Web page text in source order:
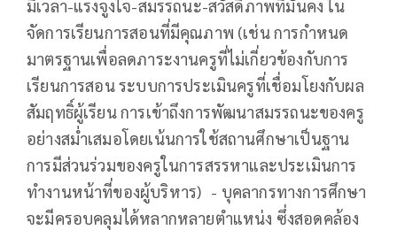
มีเวลา-แรงจูงใจ-สมรรถนะ-สวัสดิภาพที่มั่นคง ใน
จัดการเรียนการสอนที่มีคุณภาพ (เช่น การกำหนด
มาตรฐานเพื่อลดภาระงานครูที่ไม่เกี่ยวข้องกับการ
เรียนการสอน ระบบการประเมินครูที่เชื่อมโยงกับผล
สัมฤทธิ์ผู้เรียน การเข้าถึงการพัฒนาสมรรถนะของครู
อย่างสม่ำเสมอโดยเน้นการใช้สถานศึกษาเป็นฐาน
การมีส่วนร่วมของครูในการสรรหาและประเมินการ
ทำงานหน้าที่ของผู้บริหาร) - บุคลากรทางการศึกษา
จะมีครอบคลุมได้หลากหลายตำแหน่ง ซึ่งสอดคล้อง